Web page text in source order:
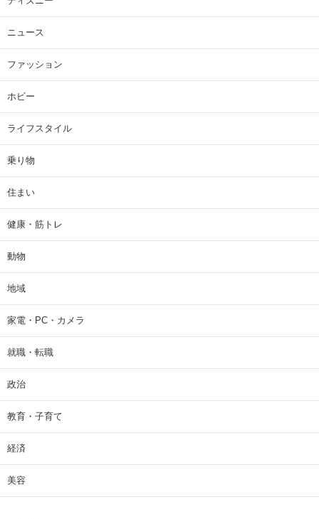
ニュース
ファッション
ホビー
ライフスタイル
乗り物
住まい
健康・筋トレ
動物
地域
家電・PC・カメラ
就職・転職
政治
教育・子育て
経済
美容